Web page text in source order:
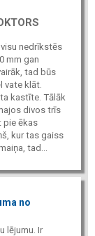
nedrīkstēs
mm gan
tad būs
vate klāt.
kastīte. Tālāk
divos trīs
pie ēkas
kur tas gaiss
tad...
no
lējumu. Ir